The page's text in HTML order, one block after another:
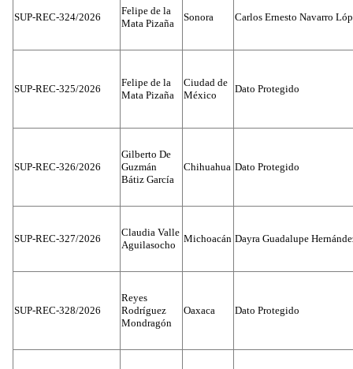
SUP-REC-324/2026
Felipe de la
Mata Pizaña
Sonora Carlos Ernesto Navarro
SUP-REC-325/2026
Felipe de la
Mata Pizaña
Ciudad de
México
Dato Protegido
SUP-REC-326/2026
Gilberto De
Guzmán
Bátiz García
Chihuahua Dato Protegido
SUP-REC-327/2026
Claudia Valle
Aguilasocho
Michoacán Dayra Guadalupe
SUP-REC-328/2026
Reyes
Rodríguez
Mondragón
Oaxaca Dato Protegido